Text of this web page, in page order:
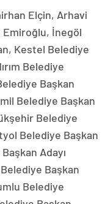
Elçin, Arhavi
Emiroğlu, İnegöl
Kestel Belediye
Belediye
Başkan
Belediye Başkan
Belediye
Belediye Başkan
Adayı
Belediye Başkan
Belediye